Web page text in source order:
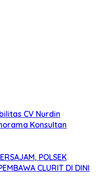
CV Nurdin
Konsultan
POLSEK
CLURIT DI DINI